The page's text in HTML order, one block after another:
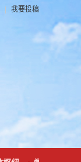
| 我要投稿